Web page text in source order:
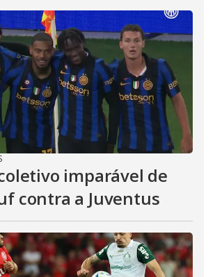
imparável de
contra a Juventus